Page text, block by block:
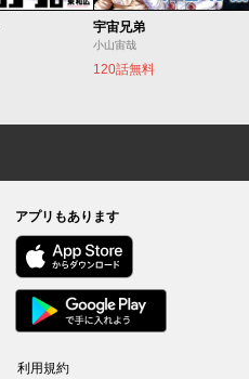
宇宙兄弟
小山宙哉
120話無料
アプリもあります
利用規約